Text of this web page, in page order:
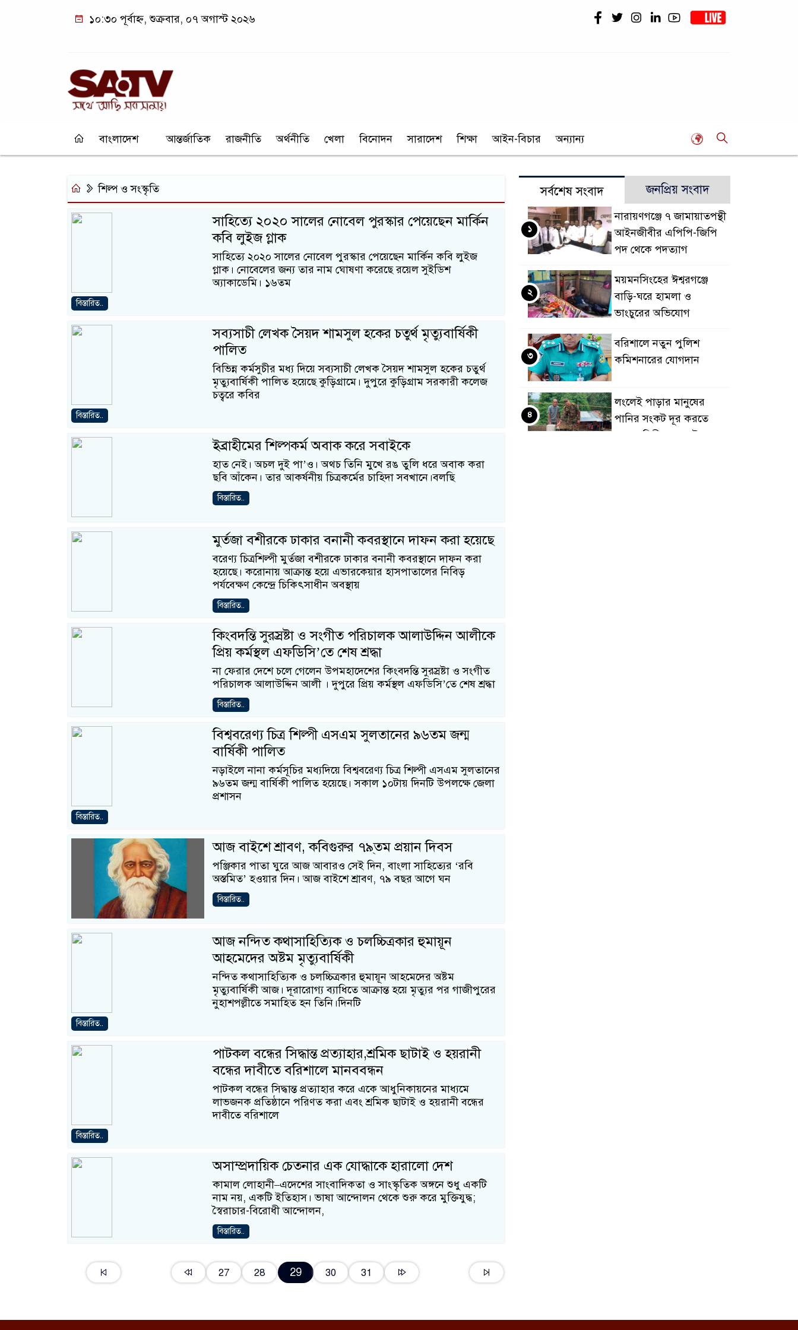
১০:৩০ পূর্বাহ্ন, শুক্রবার, ০৭ অগাস্ট ২০২৬
বাংলাদেশ আন্তর্জাতিক রাজনীতি অর্থনীতি খেলা বিনোদন সারাদেশ শিক্ষা আইন-বিচার অন্যান্য
শিল্প ও সংস্কৃতি
সাহিত্যে ২০২০ সালের নোবেল পুরস্কার পেয়েছেন মার্কিন
কবি লুইজ গ্লাক
সাহিত্যে ২০২০ সালের নোবেল পুরস্কার পেয়েছেন মার্কিন কবি লুইজ
গ্লাক। নোবেলের জন্য তার নাম ঘোষণা করেছে রয়েল সুইডিশ
অ্যাকাডেমি। ১৬তম
বিস্তারিত..
সব্যসাচী লেখক সৈয়দ শামসুল হকের চতুর্থ মৃত্যুবার্ষিকী
পালিত
বিভিন্ন কর্মসুচীর মধ্য দিয়ে সব্যসাচী লেখক সৈয়দ শামসুল হকের চতুর্থ
মৃত্যুবার্ষিকী পালিত হয়েছে কুড়িগ্রামে। দুপুরে কুড়িগ্রাম সরকারী কলেজ
চত্বরে কবির
বিস্তারিত..
ইব্রাহীমের শিল্পকর্ম অবাক করে সবাইকে
হাত নেই। অচল দুই পা’ও। অথচ তিনি মুখে রঙ তুলি ধরে অবাক করা
ছবি আঁকেন। তার আকর্ষনীয় চিত্রকর্মের চাহিদা সবখানে।বলছি
বিস্তারিত..
মুর্তজা বশীরকে ঢাকার বনানী কবরস্থানে দাফন করা হয়েছে
বরেণ্য চিত্রশিল্পী মুর্তজা বশীরকে ঢাকার বনানী কবরস্থানে দাফন করা
হয়েছে। করোনায় আক্রান্ত হয়ে এভারকেয়ার হাসপাতালের নিবিড়
পর্যবেক্ষণ কেন্দ্রে চিকিৎসাধীন অবস্থায়
বিস্তারিত..
কিংবদন্তি সুরস্রষ্টা ও সংগীত পরিচালক আলাউদ্দিন আলীকে
প্রিয় কর্মস্থল এফডিসি’তে শেষ শ্রদ্ধা
না ফেরার দেশে চলে গেলেন উপমহাদেশের কিংবদন্তি সুরস্রষ্টা ও সংগীত
পরিচালক আলাউদ্দিন আলী । দুপুরে প্রিয় কর্মস্থল এফডিসি’তে শেষ শ্রদ্ধা
বিস্তারিত..
বিশ্ববরেণ্য চিত্র শিল্পী এসএম সুলতানের ৯৬তম জন্ম
বার্ষিকী পালিত
নড়াইলে নানা কর্মসূচির মধ্যদিয়ে বিশ্ববরেণ্য চিত্র শিল্পী এসএম সুলতানের
৯৬তম জন্ম বার্ষিকী পালিত হয়েছে। সকাল ১০টায় দিনটি উপলক্ষে জেলা
প্রশাসন
বিস্তারিত..
আজ বাইশে শ্রাবণ, কবিগুরুর ৭৯্তম প্রয়ান দিবস
পঞ্জিকার পাতা ঘুরে আজ আবারও সেই দিন, বাংলা সাহিত্যের ‘রবি
অস্তমিত’ হওয়ার দিন। আজ বাইশে শ্রাবণ, ৭৯ বছর আগে ঘন
বিস্তারিত..
আজ নন্দিত কথাসাহিত্যিক ও চলচ্চিত্রকার হুমায়ূন
আহমেদের অষ্টম মৃত্যুবার্ষিকী
নন্দিত কথাসাহিত্যিক ও চলচ্চিত্রকার হুমায়ূন আহমেদের অষ্টম
মৃত্যুবার্ষিকী আজ। দূরারোগ্য ব্যাধিতে আক্রান্ত হয়ে মৃত্যুর পর গাজীপুরের
নুহাশপল্লীতে সমাহিত হন তিনি।দিনটি
বিস্তারিত..
পাটকল বন্ধের সিদ্ধান্ত প্রত্যাহার,শ্রমিক ছাটাই ও হয়রানী
বন্ধের দাবীতে বরিশালে মানববন্ধন
পাটকল বন্ধের সিদ্ধান্ত প্রত্যাহার করে একে আধুনিকায়নের মাধ্যমে
লাভজনক প্রতিষ্ঠানে পরিণত করা এবং শ্রমিক ছাটাই ও হয়রানী বন্ধের
দাবীতে বরিশালে
বিস্তারিত..
অসাম্প্রদায়িক চেতনার এক যোদ্ধাকে হারালো দেশ
কামাল লোহানী–এদেশের সাংবাদিকতা ও সাংস্কৃতিক অঙ্গনে শুধু একটি
নাম নয়, একটি ইতিহাস। ভাষা আন্দোলন থেকে শুরু করে মুক্তিযুদ্ধ;
স্বৈরাচার-বিরোধী আন্দোলন,
বিস্তারিত..
27 28 29 30 31
সর্বশেষ সংবাদ জনপ্রিয় সংবাদ
নারায়ণগঞ্জে ৭ জামায়াতপন্থী
আইনজীবীর এপিপি-জিপি
পদ থেকে পদত্যাগ
১
ময়মনসিংহের ঈশ্বরগঞ্জে
বাড়ি-ঘরে হামলা ও
ভাংচুরের অভিযোগ
২
বরিশালে নতুন পুলিশ
কমিশনারের যোগদান
৩
লংলেই পাড়ার মানুষের
পানির সংকট দূর করতে
সেনাবাহিনীর নতুন উদ্যোগ
৪